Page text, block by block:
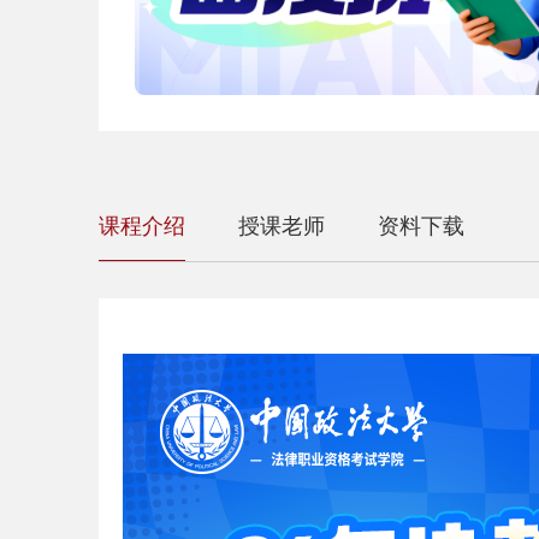
课程介绍 授课老师 资料下载